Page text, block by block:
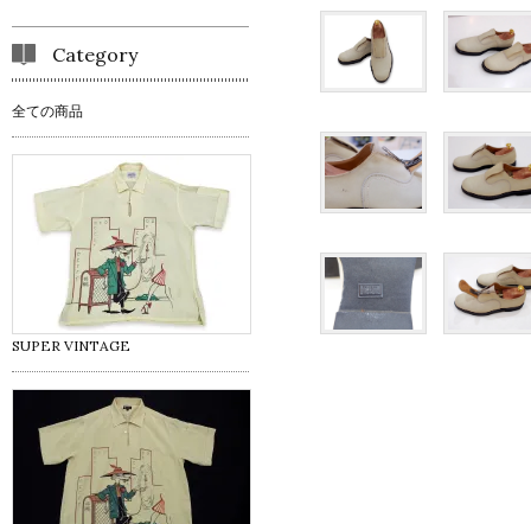
Category
全ての商品
SUPER VINTAGE